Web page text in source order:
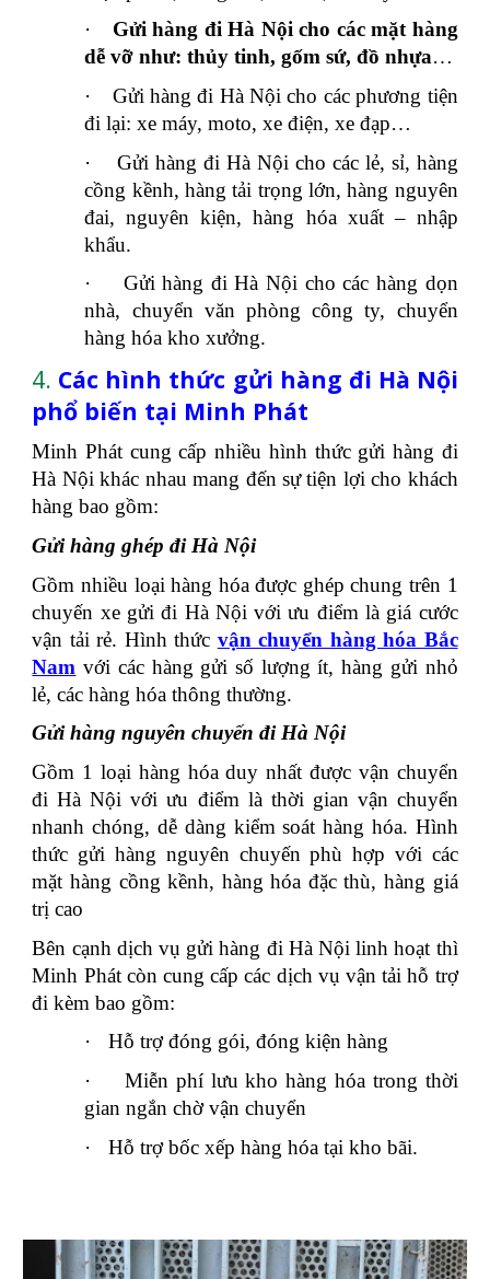
·
Gửi hàng đi Hà Nội cho các mặt hàng
dễ vỡ như: thủy tinh, gốm sứ, đồ nhựa…
·
Gửi hàng đi Hà Nội cho các phương tiện
đi lại: xe máy, moto, xe điện, xe đạp…
·
Gửi hàng đi Hà Nội cho các lẻ, sỉ, hàng
cồng kềnh, hàng tải trọng lớn, hàng nguyên
đai, nguyên kiện, hàng hóa xuất – nhập
khẩu.
·
Gửi hàng đi Hà Nội cho các hàng dọn
nhà, chuyển văn phòng công ty, chuyển
hàng hóa kho xưởng.
4. Các hình thức gửi hàng đi Hà Nội
phổ biến tại Minh Phát
Minh Phát cung cấp nhiều hình thức gửi hàng đi
Hà Nội khác nhau mang đến sự tiện lợi cho khách
hàng bao gồm:
Gửi hàng ghép đi Hà Nội
Gồm nhiều loại hàng hóa được ghép chung trên 1
chuyến xe gửi đi Hà Nội với ưu điểm là giá cước
vận tải rẻ. Hình thức vận chuyển hàng hóa Bắc
Nam với các hàng gửi số lượng ít, hàng gửi nhỏ
lẻ, các hàng hóa thông thường.
Gửi hàng nguyên chuyến đi Hà Nội
Gồm 1 loại hàng hóa duy nhất được vận chuyển
đi Hà Nội với ưu điểm là thời gian vận chuyển
nhanh chóng, dễ dàng kiểm soát hàng hóa. Hình
thức gửi hàng nguyên chuyến phù hợp với các
mặt hàng cồng kềnh, hàng hóa đặc thù, hàng giá
trị cao
Bên cạnh dịch vụ gửi hàng đi Hà Nội linh hoạt thì
Minh Phát còn cung cấp các dịch vụ vận tải hỗ trợ
đi kèm bao gồm:
·
Hỗ trợ đóng gói, đóng kiện hàng
·
Miễn phí lưu kho hàng hóa trong thời
gian ngắn chờ vận chuyển
·
Hỗ trợ bốc xếp hàng hóa tại kho bãi.